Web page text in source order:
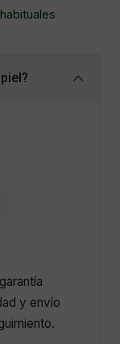
y envío